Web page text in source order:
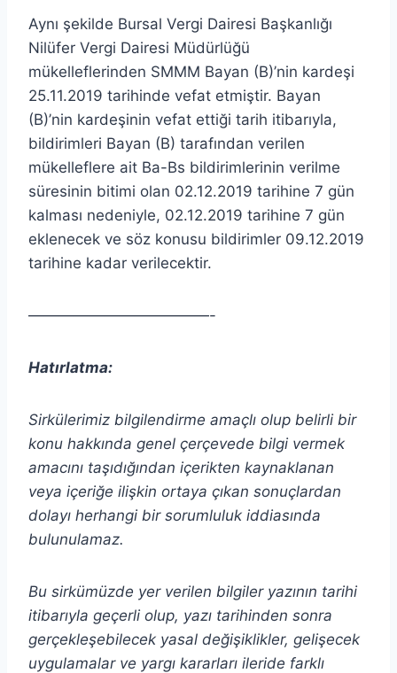
Aynı şekilde Bursal Vergi Dairesi Başkanlığı
Nilüfer Vergi Dairesi Müdürlüğü
mükelleflerinden SMMM Bayan (B)’nin kardeşi
25.11.2019 tarihinde vefat etmiştir. Bayan
(B)’nin kardeşinin vefat ettiği tarih itibarıyla,
bildirimleri Bayan (B) tarafından verilen
mükelleflere ait Ba-Bs bildirimlerinin verilme
süresinin bitimi olan 02.12.2019 tarihine 7 gün
kalması nedeniyle, 02.12.2019 tarihine 7 gün
eklenecek ve söz konusu bildirimler 09.12.2019
tarihine kadar verilecektir.
————————————-
Hatırlatma:
Sirkülerimiz bilgilendirme amaçlı olup belirli bir
konu hakkında genel çerçevede bilgi vermek
amacını taşıdığından içerikten kaynaklanan
veya içeriğe ilişkin ortaya çıkan sonuçlardan
dolayı herhangi bir sorumluluk iddiasında
bulunulamaz.
Bu sirkümüzde yer verilen bilgiler yazının tarihi
itibarıyla geçerli olup, yazı tarihinden sonra
gerçekleşebilecek yasal değişiklikler, gelişecek
uygulamalar ve yargı kararları ileride farklı